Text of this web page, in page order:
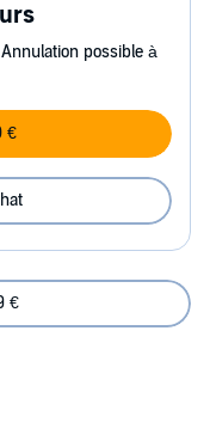
possible à
€
€